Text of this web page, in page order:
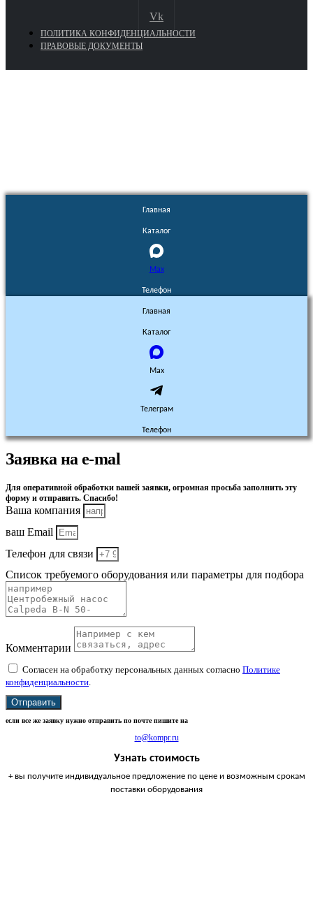
Vk
ПОЛИТИКА КОНФИДЕНЦИАЛЬНОСТИ
ПРАВОВЫЕ ДОКУМЕНТЫ
Главная
Каталог
Max
Телефон
Главная
Каталог
Max
Телеграм
Телефон
Заявка на e-mal
Для оперативной обработки вашей заявки, огромная просьба заполнить эту
форму и отправить. Спасибо!
Ваша компания
ваш Email
Телефон для связи
Список требуемого оборудования или параметры для подбора
Комментарии
Согласен на обработку персональных данных согласно Политике
конфиденциальности
Отправить
если все же заявку нужно отправить по почте пишите на
to@kompr.ru
Узнать стоимость
+ вы получите индивидуальное предложение по цене и возможным срокам
поставки оборудования